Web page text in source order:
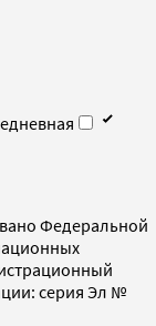
Федеральной
серия Эл №